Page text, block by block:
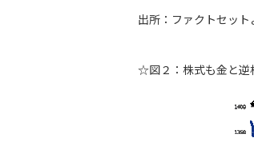
出所：ファクトセッ
☆図２：株式も金と